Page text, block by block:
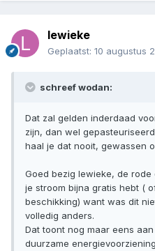
lewieke
Geplaatst: 10 augustus
schreef wodan:
Dat zal gelden inderdaad
zijn, dan wel
haal je dat nooit, gewassen
Goed bezig lewieke, de
je stroom bijna gratis hebt (
beschikking) want was dit
volledig anders.
Dat toont nog maar eens
duurzame